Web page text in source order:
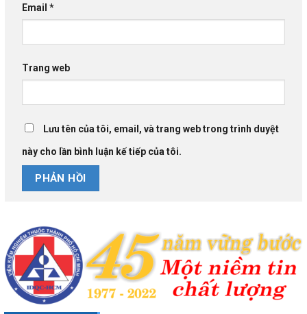
Email *
Trang web
Lưu tên của tôi, email, và trang web trong trình duyệt
này cho lần bình luận kế tiếp của tôi.